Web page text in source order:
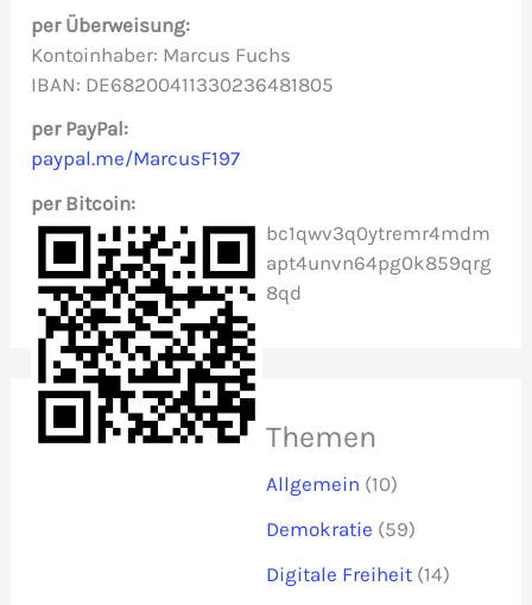
n
a
c
h
:
per Überweisung:
Kontoinhaber: Marcus Fuchs
IBAN: DE68200411330236481805
per PayPal:
paypal.me/MarcusF197
per Bitcoin:
bc1qwv3q0ytremr4mdm
apt4unvn64pg0k859qrg
8qd
Themen
Allgemein (10)
Demokratie (59)
Digitale Freiheit (14)